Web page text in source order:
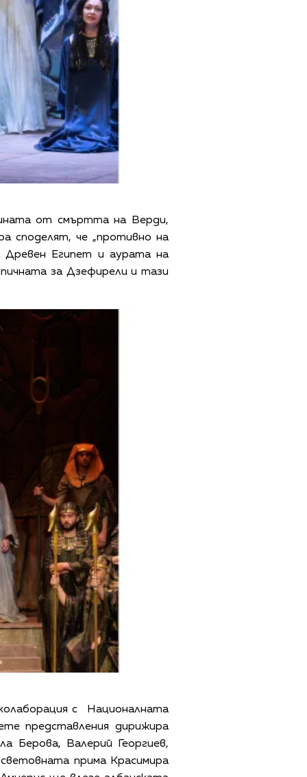
от смъртта на Верди,
споделят, че „противно на
Древен Египет и аурата на
за Дзефирели и тази
с Националната
представления дирижира
Берова, Валерий Георгиев,
прима Красимира